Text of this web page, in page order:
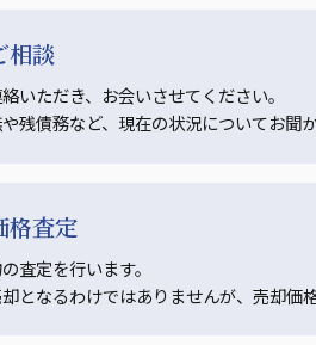
相談
いただき、お会いさせてください。
残債務など、現在の状況についてお聞か
格査定
査定を行います。
となるわけではありませんが、売却価